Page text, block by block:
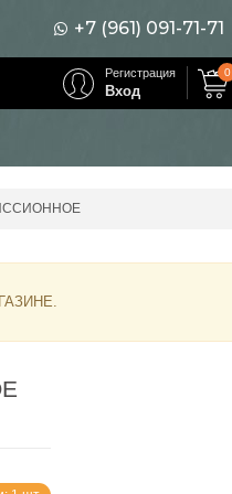
+7 (961) 091-71-71
0
Регистрация
Вход
.